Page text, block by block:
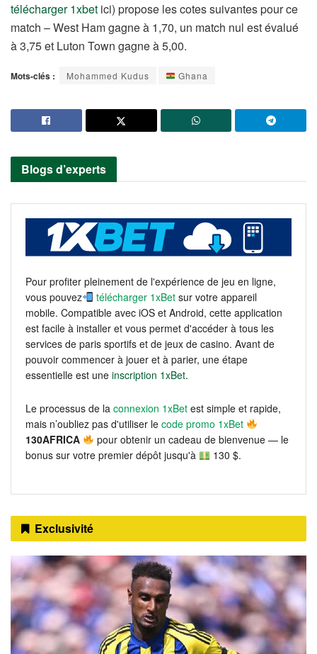
télécharger 1xbet ici) propose les cotes suivantes pour ce
match – West Ham gagne à 1,70, un match nul est évalué
à 3,75 et Luton Town gagne à 5,00.
Mots-clés : Mohammed Kudus Ghana
Blogs d’experts
Pour profiter pleinement de l'expérience de jeu en ligne,
vous pouvez
télécharger 1xBet sur votre appareil
mobile. Compatible avec iOS et Android, cette application
est facile à installer et vous permet d'accéder à tous les
services de paris sportifs et de jeux de casino. Avant de
pouvoir commencer à jouer et à parier, une étape
essentielle est une inscription 1xBet.
Le processus de la connexion 1xBet est simple et rapide,
mais n’oubliez pas d'utiliser le code promo 1xBet
130AFRICA
pour obtenir un cadeau de bienvenue — le
bonus sur votre premier dépôt jusqu'à
130 $.
Exclusivité